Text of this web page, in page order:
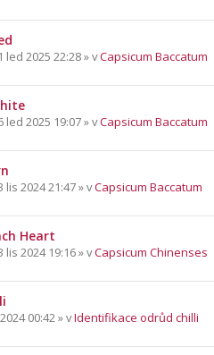
led 2025 22:28 » vCapsicum Baccatum
led 2025 19:07 » vCapsicum Baccatum
lis 2024 21:47 » vCapsicum Baccatum
Heart
lis 2024 19:16 » vCapsicum Chinenses
00:42 » vIdentifikace odrůd chilli